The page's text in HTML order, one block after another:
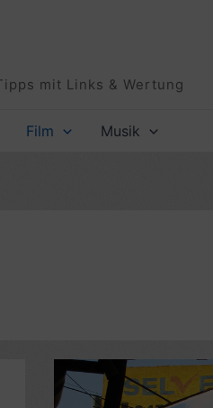
mit Links & Wertung
Film Musik